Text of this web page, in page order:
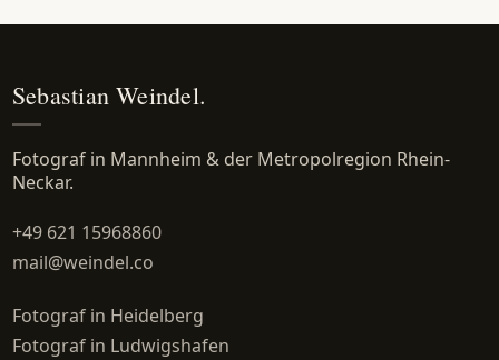
Sebastian Weindel.
Fotograf in Mannheim & der Metropolregion Rhein-
Neckar.
+49 621 15968860
mail@weindel.co
Fotograf in Heidelberg
Fotograf in Ludwigshafen